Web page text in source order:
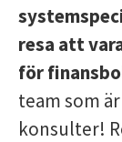
resa att
för
team som är
konsulter!